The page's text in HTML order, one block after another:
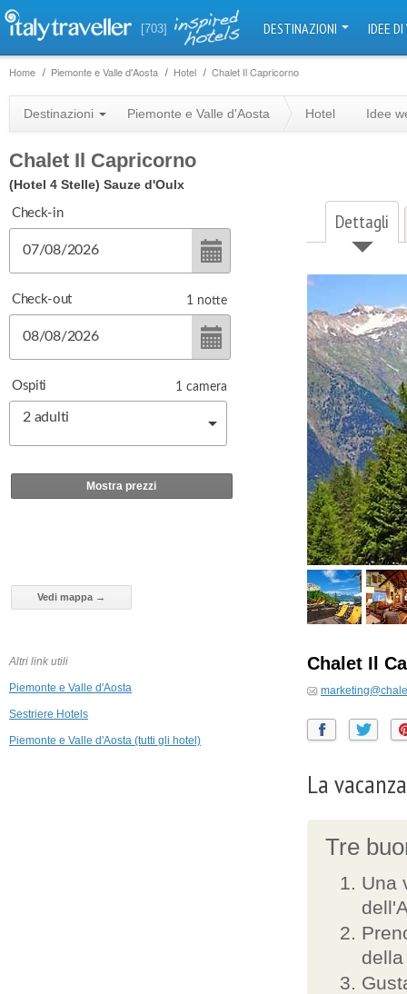
[703] DESTINAZIONI IDEE
Home Piemonte e Valle d'Aosta Hotel Chalet Il Capricorno
Destinazioni Piemonte e Valle d'Aosta Hotel Idee
Chalet Il Capricorno
(Hotel 4 Stelle) Sauze d'Oulx
Dettagli
Chalet Il
La
Tre
Una
Check-in
Check-out 1 notte
Ospiti
2 adulti
1 camera
Mostra prezzi
Vedi mappa →
Altri link utili
Piemonte e Valle d'Aosta
Sestriere Hotels
Piemonte e Valle d'Aosta (tutti gli hotel)